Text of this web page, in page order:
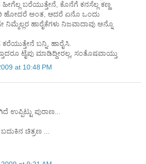
ಬರೆಯುತ್ತೇನೆ, ಕೊನೆಗೆ ಕನಸೆಲ್ಲ ಕಣ್ಣ
ಹೋದರೆ ಅಂತ, ಆದರೆ ಏನೊ ಒಂದು
ನಿಮ್ಮೆಲ್ಲರ ಹಾರೈಕೆಗಳು ನಿಜವಾದಾವು ಅನ್ನೊ
ಬನ್ನಿ, ಹಾರೈಸಿ.
ಟೈಪು ಮಾಡಿದ್ದೀರಲ್ಲ, ಸಂತೊಷವಾಯ್ತು
at 10:48 PM
ಉಪ್ಪಿಟ್ಟು ಪುರಾಣ...
ಚಿತ್ರಣ ...